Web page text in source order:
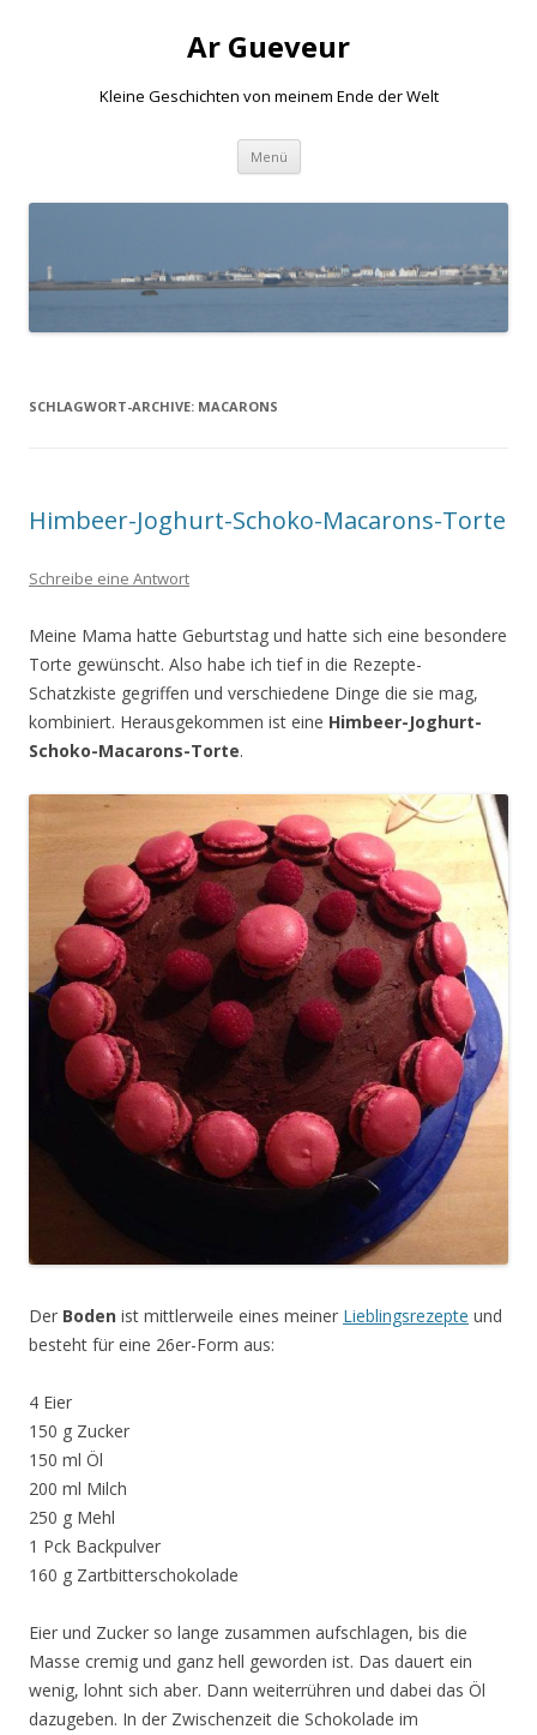
Ar Gueveur
Kleine Geschichten von meinem Ende der Welt
Menü Springe
Inhalt
SCHLAGWORT-ARCHIVE: MACARONS
Himbeer-Joghurt-Schoko-Macarons-Torte
Schreibe eine Antwort
Meine Mama hatte Geburtstag und hatte sich eine besondere
Torte gewünscht. Also habe ich tief in die Rezepte-
Schatzkiste gegriffen und verschiedene Dinge die sie mag,
kombiniert. Herausgekommen ist eine Himbeer-Joghurt-
Schoko-Macarons-Torte.
Der Boden ist mittlerweile eines meiner Lieblingsrezepte und
besteht für eine 26er-Form aus:
4 Eier
150 g Zucker
150 ml Öl
200 ml Milch
250 g Mehl
1 Pck Backpulver
160 g Zartbitterschokolade
Eier und Zucker so lange zusammen aufschlagen, bis die
Masse cremig und ganz hell geworden ist. Das dauert ein
wenig, lohnt sich aber. Dann weiterrühren und dabei das Öl
dazugeben. In der Zwischenzeit die Schokolade im